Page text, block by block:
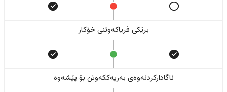
برێکی فریاکەوتنی خۆکار
ئاگادارکردنەوەی بەریەککەوتن بۆ پێشەوە